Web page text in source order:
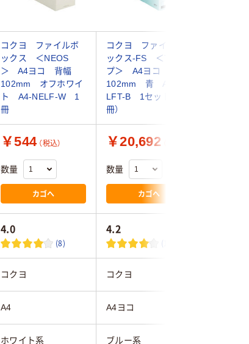
コクヨ ファイルボ
ックス ＜NEOS
＞ A4ヨコ 背幅
102mm オフホワイ
ト A4-NELF-W 1
冊
コクヨ ファイルボ
ックス-FS ＜Tタイ
プ＞ A4ヨコ 背幅
102mm 青 A4-
LFT-B 1セット（50
冊）
￥544 （税込）
数量
カゴへ
￥20,692
数量
カゴへ
4.0
(8)
4.2
(12)
コクヨ コクヨ
A4 A4ヨコ
ホワイト系 ブルー系